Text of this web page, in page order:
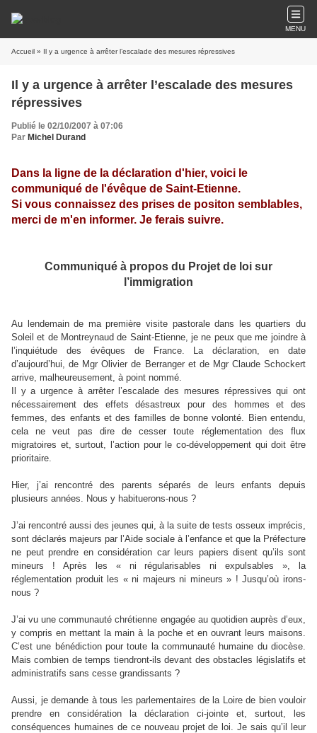
MENU
Accueil » Il y a urgence à arrêter l’escalade des mesures répressives
Il y a urgence à arrêter l’escalade des mesures
répressives
Publié le 02/10/2007 à 07:06
Par Michel Durand
Dans la ligne de la déclaration d'hier, voici le
communiqué de l'évêque de Saint-Etienne.
Si vous connaissez des prises de positon semblables,
merci de m'en informer. Je ferais suivre.
Communiqué à propos du Projet de loi sur
l’immigration
Au lendemain de ma première visite pastorale dans les quartiers du
Soleil et de Montreynaud de Saint-Etienne, je ne peux que me joindre à
l’inquiétude des évêques de France. La déclaration, en date
d’aujourd’hui, de Mgr Olivier de Berranger et de Mgr Claude Schockert
arrive, malheureusement, à point nommé.
Il y a urgence à arrêter l’escalade des mesures répressives qui ont
nécessairement des effets désastreux pour des hommes et des
femmes, des enfants et des familles de bonne volonté. Bien entendu,
cela ne veut pas dire de cesser toute réglementation des flux
migratoires et, surtout, l’action pour le co-développement qui doit être
prioritaire.
Hier, j’ai rencontré des parents séparés de leurs enfants depuis
plusieurs années. Nous y habituerons-nous ?
J’ai rencontré aussi des jeunes qui, à la suite de tests osseux imprécis,
sont déclarés majeurs par l’Aide sociale à l’enfance et que la Préfecture
ne peut prendre en considération car leurs papiers disent qu’ils sont
mineurs ! Après les « ni régularisables ni expulsables », la
réglementation produit les « ni majeurs ni mineurs » ! Jusqu’où irons-
nous ?
J’ai vu une communauté chrétienne engagée au quotidien auprès d’eux,
y compris en mettant la main à la poche et en ouvrant leurs maisons.
C’est une bénédiction pour toute la communauté humaine du diocèse.
Mais combien de temps tiendront-ils devant des obstacles législatifs et
administratifs sans cesse grandissants ?
Aussi, je demande à tous les parlementaires de la Loire de bien vouloir
prendre en considération la déclaration ci-jointe et, surtout, les
conséquences humaines de ce nouveau projet de loi. Je sais qu’il leur